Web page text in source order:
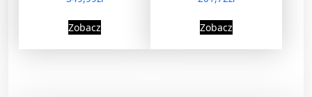
Zobacz Zobacz